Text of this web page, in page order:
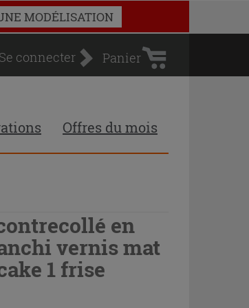
MODÉLISATION
Se connecter
Panier
d'achat
Panier
Offres du mois
en
vernis mat
1 frise